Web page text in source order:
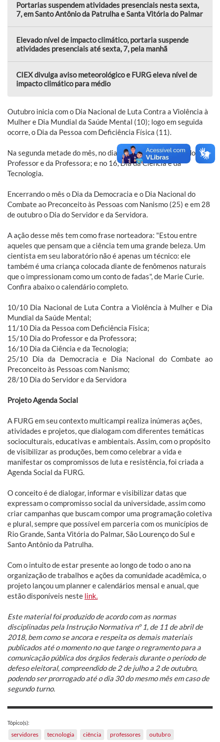
Portarias suspendem atividades presenciais nesta sexta,
7, em Santo Antônio da Patrulha e Santa Vitória do Palmar
Elevado nível de impacto climático, portaria suspende
atividades presenciais até sexta, 7, pela manhã
CIEX divulga aviso meteorológico e FURG eleva nível de
impacto climático para médio
Outubro inicia com o Dia Nacional de Luta Contra a Violência à
Mulher e Dia Mundial da Saúde Mental (10); logo em seguida
ocorre, o Dia da Pessoa com Deficiência Física (11).
Na segunda metade do mês, no dia 15, é celebrado o Dia do
Professor e da Professora; e no 16, Dia da Ciência e da
Tecnologia.
Encerrando o mês o Dia da Democracia e o Dia Nacional do
Combate ao Preconceito às Pessoas com Nanismo (25) e em 28
de outubro o Dia do Servidor e da Servidora.
A ação desse mês tem como frase norteadora: "Estou entre
aqueles que pensam que a ciência tem uma grande beleza. Um
cientista em seu laboratório não é apenas um técnico: ele
também é uma criança colocada diante de fenômenos naturais
que o impressionam como um conto de fadas", de Marie Curie.
Confira abaixo o calendário completo.
10/10 Dia Nacional de Luta Contra a Violência à Mulher e Dia
Mundial da Saúde Mental;
11/10 Dia da Pessoa com Deficiência Física;
15/10 Dia do Professor e da Professora;
16/10 Dia da Ciência e da Tecnologia;
25/10 Dia da Democracia e Dia Nacional do Combate ao
Preconceito às Pessoas com Nanismo;
28/10 Dia do Servidor e da Servidora
Projeto Agenda Social
A FURG em seu contexto multicampi realiza inúmeras ações,
atividades e projetos, que dialogam com diferentes temáticas
socioculturais, educativas e ambientais. Assim, com o propósito
de visibilizar as produções, bem como celebrar a vida e
manifestar os compromissos de luta e resistência, foi criada a
Agenda Social da FURG.
O conceito é de dialogar, informar e visibilizar datas que
expressam o compromisso social da universidade, assim como
criar campanhas que buscam compor uma programação coletiva
e plural, sempre que possível em parceria com os municípios de
Rio Grande, Santa Vitória do Palmar, São Lourenço do Sul e
Santo Antônio da Patrulha.
Com o intuito de estar presente ao longo de todo o ano na
organização de trabalhos e ações da comunidade acadêmica, o
projeto lançou um planner e calendários mensal e anual, que
estão disponíveis neste link.
Este material foi produzido de acordo com as normas
disciplinadas pela Instrução Normativa nº 1, de 11 de abril de
2018, bem como se ancora e respeita os demais materiais
publicados até o momento no que tange o regramento para a
comunicação pública dos órgãos federais durante o período de
defeso eleitoral, compreendido de 2 de julho a 2 de outubro,
podendo ser prorrogado até o dia 30 do mesmo mês em caso de
segundo turno.
Tópico(s):
servidores tecnologia ciência professores outubro